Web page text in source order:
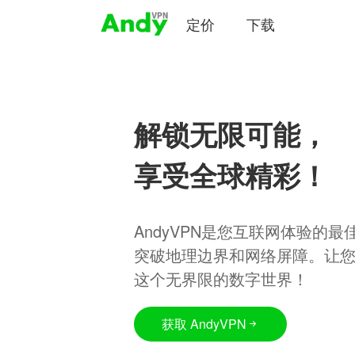
定价 下载
解锁无限可能，
享受全球精彩！
AndyVPN是您互联网体验的最
突破地理边界和网络屏障。让
这个无界限的数字世界！
获取 AndyVPN